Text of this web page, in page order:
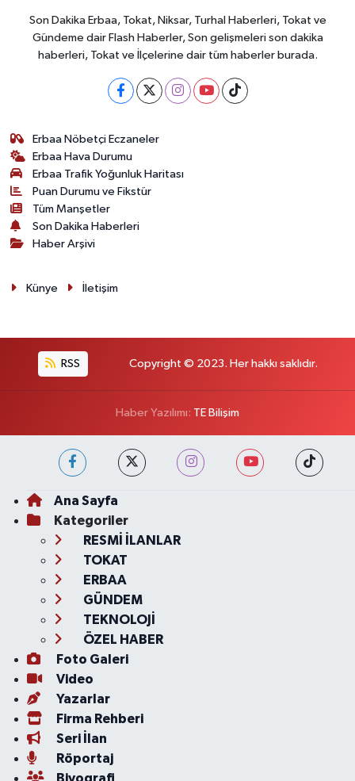
Son Dakika Erbaa, Tokat, Niksar, Turhal Haberleri, Tokat ve
Gündeme dair Flash Haberler, Son gelişmeleri son dakika
haberleri, Tokat ve İlçelerine dair tüm haberler burada.
Erbaa Nöbetçi Eczaneler
Erbaa Hava Durumu
Erbaa Trafik Yoğunluk Haritası
Puan Durumu ve Fikstür
Tüm Manşetler
Son Dakika Haberleri
Haber Arşivi
Künye İletişim
RSS Copyright © 2023. Her hakkı saklıdır.
Haber Yazılımı: TE Bilişim
Ana Sayfa
Kategoriler
RESMİ İLANLAR
TOKAT
ERBAA
GÜNDEM
TEKNOLOJİ
ÖZEL HABER
Foto Galeri
Video
Yazarlar
Firma Rehberi
Seri İlan
Röportaj
Biyografi